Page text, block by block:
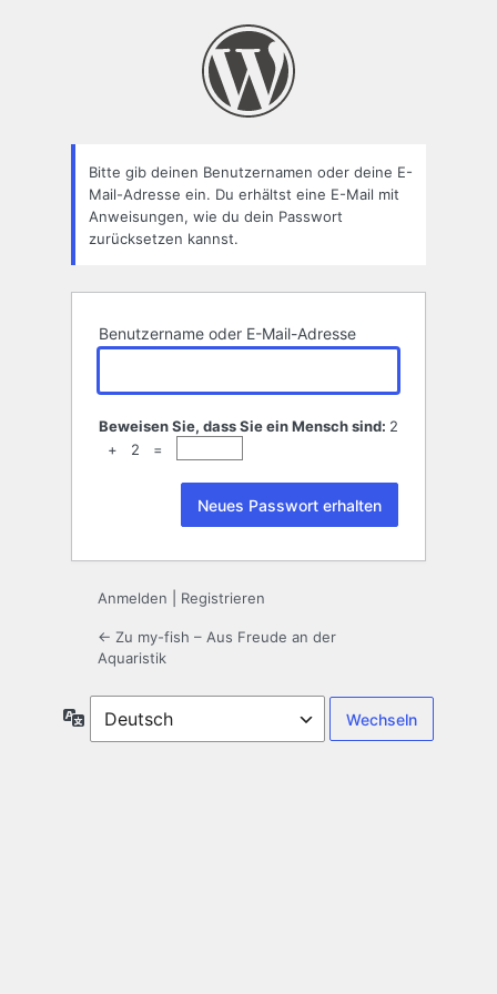
Bitte gib deinen Benutzernamen oder deine E-
Mail-Adresse ein. Du erhältst eine E-Mail mit
Anweisungen, wie du dein Passwort
zurücksetzen kannst.
Benutzername oder E-Mail-Adresse
Beweisen Sie, dass Sie ein Mensch sind: 2
+ 2 =
Anmelden Registrieren
← Zu my-fish – Aus Freude an der
Aquaristik
Sprache